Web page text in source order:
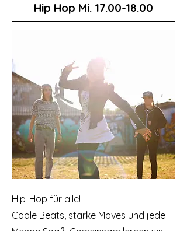
Hip Hop Mi. 17.00-18.00
Hip-Hop für alle!
Coole Beats, starke Moves und jede